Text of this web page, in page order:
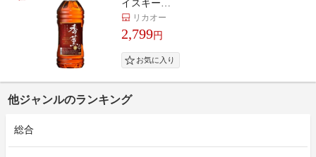
イスキー…
リカオー
2,799円
他ジャンルのランキング
総合